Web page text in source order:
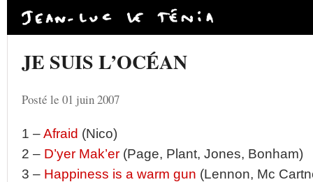
JE SUIS L’OCÉAN
Posté le 01 juin 2007
1 –Afraid (Nico)
2 – D’yer Mak’er (Page, Plant, Jones, Bonham)
3 – Happiness is a warm gun (Lennon, Mc